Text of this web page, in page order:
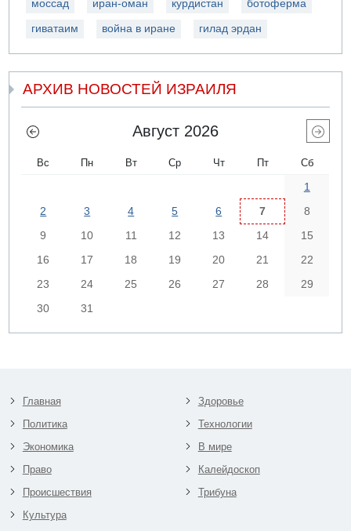
моссад иран-оман курдистан ботоферма
гиватаим война в иране гилад эрдан
АРХИВ НОВОСТЕЙ ИЗРАИЛЯ
Август 2026
Вс Пн Вт Ср Чт Пт Сб
1
2
3 4 5 6 7
8
9
10 11 12 13 14
15
16
17 18 19 20 21
22
23
24 25 26 27 28
29
30
31
Главная
Политика
Экономика
Право
Происшествия
Культура
Здоровье
Технологии
В мире
Калейдоскоп
Трибуна